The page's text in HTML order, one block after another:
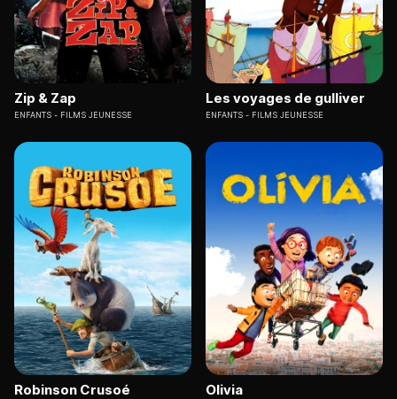
Zip & Zap
ENFANTS FILMS JEUNESSE
Les voyages de gulliver
ENFANTS FILMS JEUNESSE
Robinson Crusoé Olivia